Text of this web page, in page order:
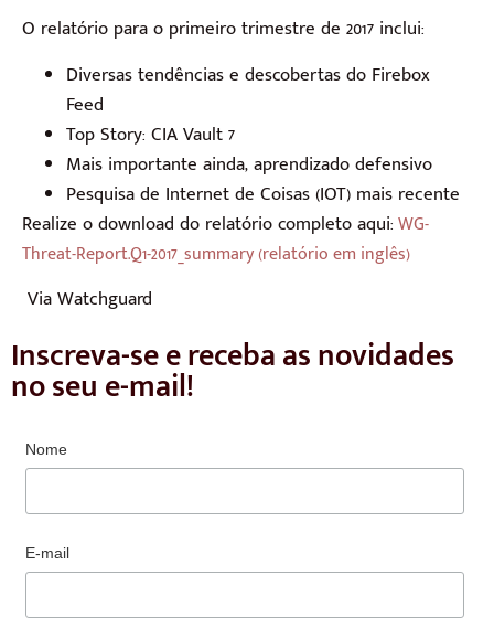
O relatório para o primeiro trimestre de 2017 inclui:
Diversas tendências e descobertas do Firebox
Feed
Top Story: CIA Vault 7
Mais importante ainda, aprendizado defensivo
Pesquisa de Internet de Coisas (IOT) mais recente
Realize o download do relatório completo aqui:WG-
Threat-Report.Q1-2017_summary (relatório em inglês)
Via Watchguard
Inscreva-se e receba as novidades
no seu e-mail!
Nome
E-mail